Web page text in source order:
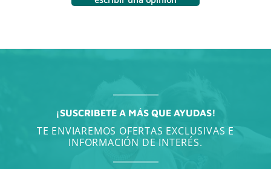
¡SUSCRIBETE A MÁS QUE AYUDAS!
TE ENVIAREMOS OFERTAS EXCLUSIVAS E
INFORMACIÓN DE INTERÉS.